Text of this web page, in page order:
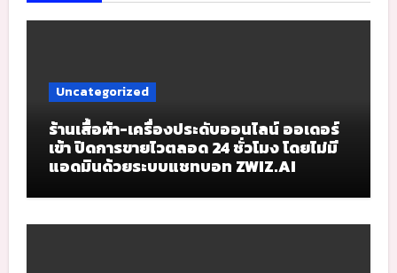
Uncategorized
ร้านเสื้อผ้า-เครื่องประดับออนไลน์ ออเดอร์
เข้า ปิดการขายไวตลอด 24 ชั่วโมง โดยไม่มี
แอดมินด้วยระบบแชทบอท ZWIZ.AI